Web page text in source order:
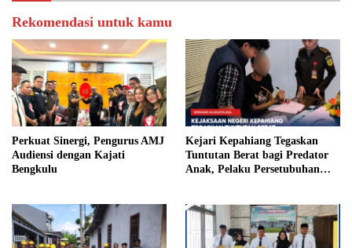
Rekomendasi untuk kamu
Perkuat Sinergi, Pengurus AMJ
Audiensi dengan Kajati
Bengkulu
Kejari Kepahiang Tegaskan
Tuntutan Berat bagi Predator
Anak, Pelaku Persetubuhan
Penjara